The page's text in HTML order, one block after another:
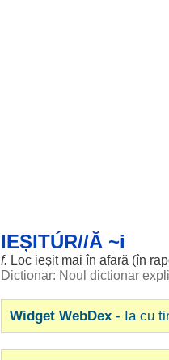
IEȘITÚR//Ă ~i
f. Loc ieșitmai în afară (în
Dictionar: Noul dictionar
Widget WebDex - Ia cu